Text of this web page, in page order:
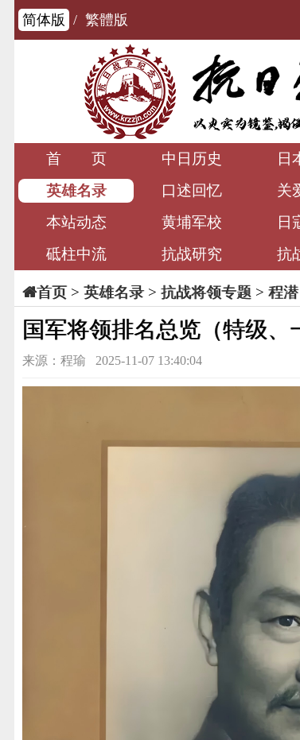
简体版 / 繁體版
首 页 中日历史 日
英雄名录
口述回忆 关
本站动态
黄埔军校 日
砥柱中流
抗战研究 抗
首页> 英雄名录> 抗战将领专题 > 程潜
国军将领排名总览（特级
来源：程瑜 2025-11-07 13:40:04